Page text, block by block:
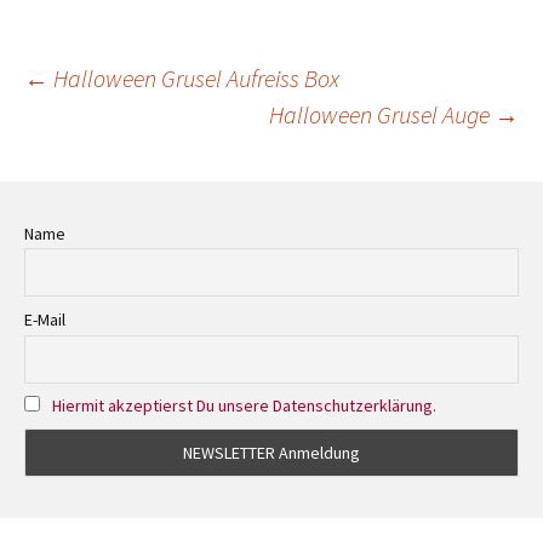
Beitrags-
← Halloween Grusel Aufreiss Box
Halloween Grusel Auge →
Name
E-Mail
Hiermit akzeptierst Du unsere Datenschutzerklärung.